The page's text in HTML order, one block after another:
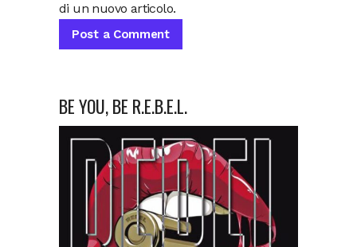
di un nuovo articolo.
BE YOU, BE R.E.B.E.L.